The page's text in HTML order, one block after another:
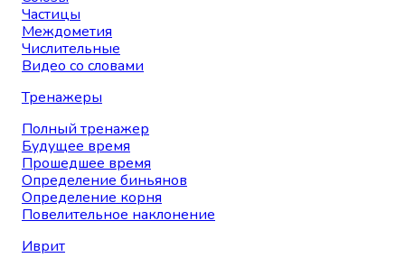
Частицы
Междометия
Числительные
Видео со словами
Тренажеры
Полный тренажер
Будущее время
Прошедшее время
Определение биньянов
Определение корня
Повелительное наклонение
Иврит